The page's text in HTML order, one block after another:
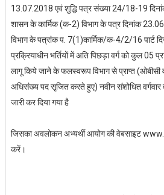
13.07.2018 एवं शुद्धि पत्र संख्या 24/18-19
शासन के कार्मिक (क-2) विभाग के पत्र दिनांक
विभाग के पत्रांक प. 7(1)कार्मिक/क-4/2/16 पार्ट
प्रक्रियाधीन भर्तियों में अति पिछड़ा वर्ग को कुल 05
लागू किये जाने के फलस्वरूप विभाग से प्राप्त (ओबीसी
अधिसंख्य पद सृजित करते हुए) नवीन संशोधित वर्गवार
जारी कर दिया गया है
जिसका अवलोकन अभ्यर्थी आयोग की वेबसाइट
करें।